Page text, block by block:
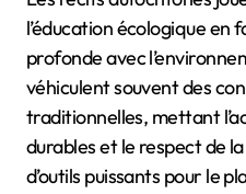
l’éducation écologique en
profonde avec
véhiculent souvent des
traditionnelles, mettant
durables et le respect de
d’outils puissants pour le